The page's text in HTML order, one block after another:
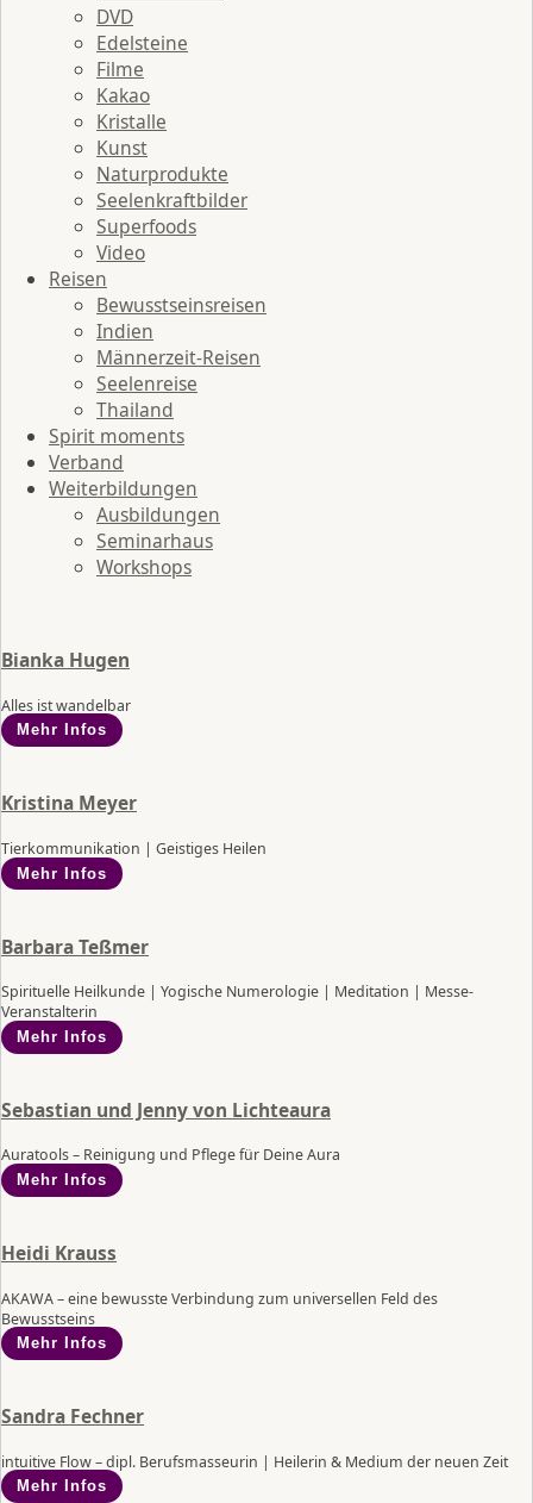
DVD
Edelsteine
Filme
Kakao
Kristalle
Kunst
Naturprodukte
Seelenkraftbilder
Superfoods
Video
Reisen
Bewusstseinsreisen
Indien
Männerzeit-Reisen
Seelenreise
Thailand
Spirit moments
Verband
Weiterbildungen
Ausbildungen
Seminarhaus
Workshops
Bianka Hugen
Alles ist wandelbar
Mehr Infos
Kristina Meyer
Tierkommunikation | Geistiges Heilen
Mehr Infos
Barbara Teßmer
Spirituelle Heilkunde | Yogische Numerologie | Meditation | Messe-
Veranstalterin
Mehr Infos
Sebastian und Jenny von Lichteaura
Auratools – Reinigung und Pflege für Deine Aura
Mehr Infos
Heidi Krauss
AKAWA – eine bewusste Verbindung zum universellen Feld des
Bewusstseins
Mehr Infos
Sandra Fechner
intuitive Flow – dipl. Berufsmasseurin | Heilerin & Medium der neuen Zeit
Mehr Infos